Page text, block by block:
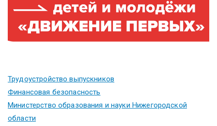
Трудоустройство выпускников
Финансовая безопасность
Министерство образования и науки Нижегородской
области